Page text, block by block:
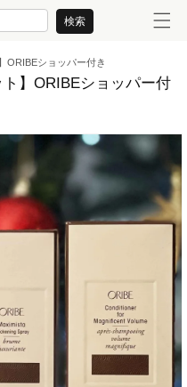
検索
ORIBEショッパー付き
】ORIBEショッパー付